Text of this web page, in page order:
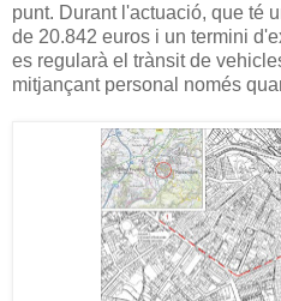
punt. Durant l'actuació, que té
de 20.842 euros i un termini
es regularà el trànsit de
mitjançant personal només